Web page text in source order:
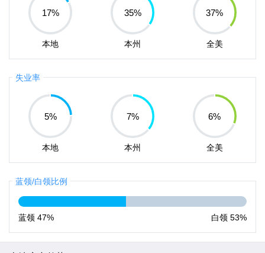
17%
本地
35%
本州
37%
全美
失业率
5%
本地
7%
本州
6%
全美
蓝领/白领比例
蓝领 47% 白领 53%